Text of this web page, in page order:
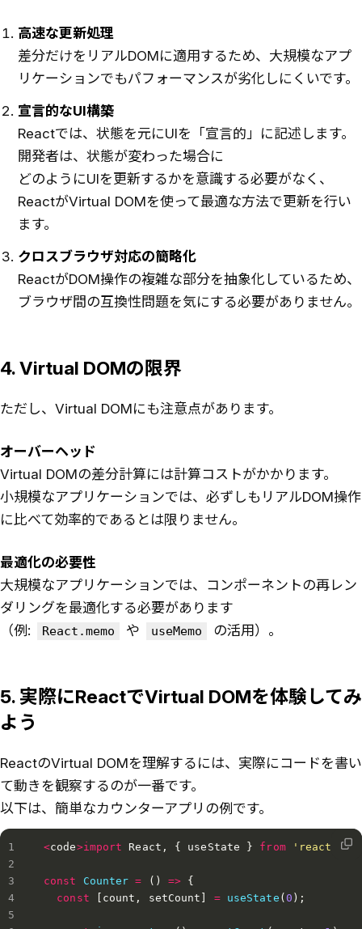
高速な更新処理
差分だけをリアルDOMに適用するため、大規模なアプ
リケーションでもパフォーマンスが劣化しにくいです。
宣言的なUI構築
Reactでは、状態を元にUIを「宣言的」に記述します。
開発者は、状態が変わった場合に
どのようにUIを更新するかを意識する必要がなく、
ReactがVirtual DOMを使って最適な方法で更新を行い
ます。
クロスブラウザ対応の簡略化
ReactがDOM操作の複雑な部分を抽象化しているため、
ブラウザ間の互換性問題を気にする必要がありません。
4. Virtual DOMの限界
ただし、Virtual DOMにも注意点があります。
オーバーヘッド
Virtual DOMの差分計算には計算コストがかかります。
小規模なアプリケーションでは、必ずしもリアルDOM操作
に比べて効率的であるとは限りません。
最適化の必要性
大規模なアプリケーションでは、コンポーネントの再レン
ダリングを最適化する必要があります
（例:
React.memo や useMemo の活用）。
5. 実際にReactでVirtual DOMを体験してみ
よう
ReactのVirtual DOMを理解するには、実際にコードを書い
て動きを観察するのが一番です。
以下は、簡単なカウンターアプリの例です。
<code>import React , { useState } from 'react' ;
const Counter = ( ) => {
const
count , setCount = useState ( 0 ) ;